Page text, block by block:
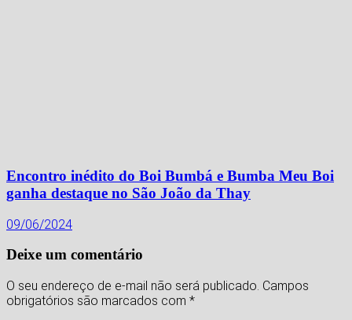
Encontro inédito do Boi Bumbá e Bumba Meu Boi
ganha destaque no São João da Thay
09/06/2024
Deixe um comentário
O seu endereço de e-mail não será publicado. Campos
obrigatórios são marcados com *